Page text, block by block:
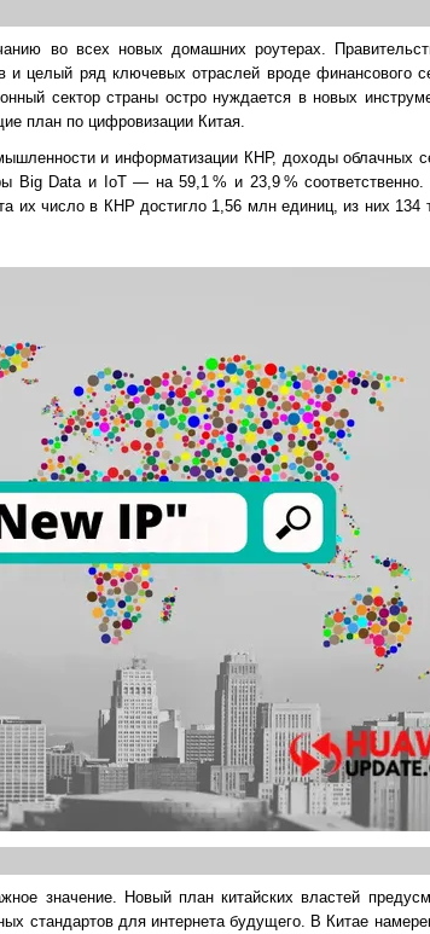
во всех новых домашних роутерах.
целый ряд ключевых отраслей вроде финансового
сектор страны остро нуждается в новых
план по цифровизации Китая.
и информатизации КНР, доходы облачных
Big Data и IoT — на 59,1 % и 23,9 % соответственно.
их число в КНР достигло 1,56 млн единиц, из них
значение. Новый план китайских властей
стандартов для интернета будущего. В Китае